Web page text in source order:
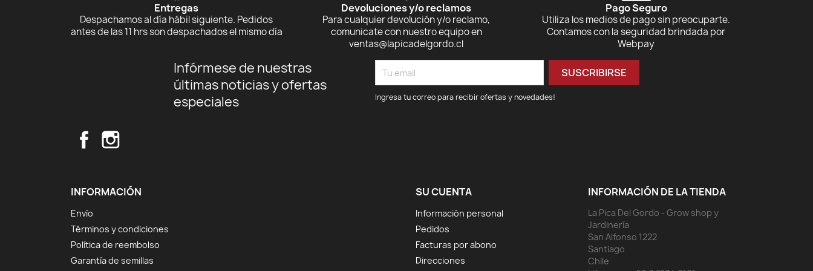
Entregas
Despachamos al día hábil siguiente. Pedidos
antes de las 11 hrs son despachados el mismo día
Devoluciones y/o reclamos
Para cualquier devolución y/o reclamo,
comunicate con nuestro equipo en
ventas@lapicadelgordo.cl
Pago Seguro
Utiliza los medios de pago sin preocuparte.
Contamos con la seguridad brindada por
Webpay
Infórmese de nuestras
últimas noticias y ofertas
especiales
Ingresa tu correo para recibir ofertas y novedades!
Facebook
INFORMACIÓN
Envío
Términos y condiciones
Política de reembolso
Garantía de semillas
SU CUENTA
Información personal
Pedidos
Facturas por abono
Direcciones
INFORMACIÓN DE LA TIENDA
La Pica Del Gordo - Grow shop y
Jardinería
San Alfonso 1222
Santiago
Chile